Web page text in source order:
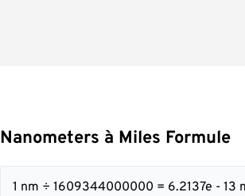
Nanometers à Miles Formule
1 nm ÷ 1609344000000 = 6.2137e - 13